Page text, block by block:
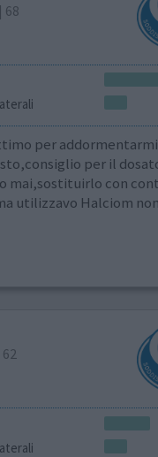
68
per
per il
mai,sostituirlo con
utilizzavo Halciom